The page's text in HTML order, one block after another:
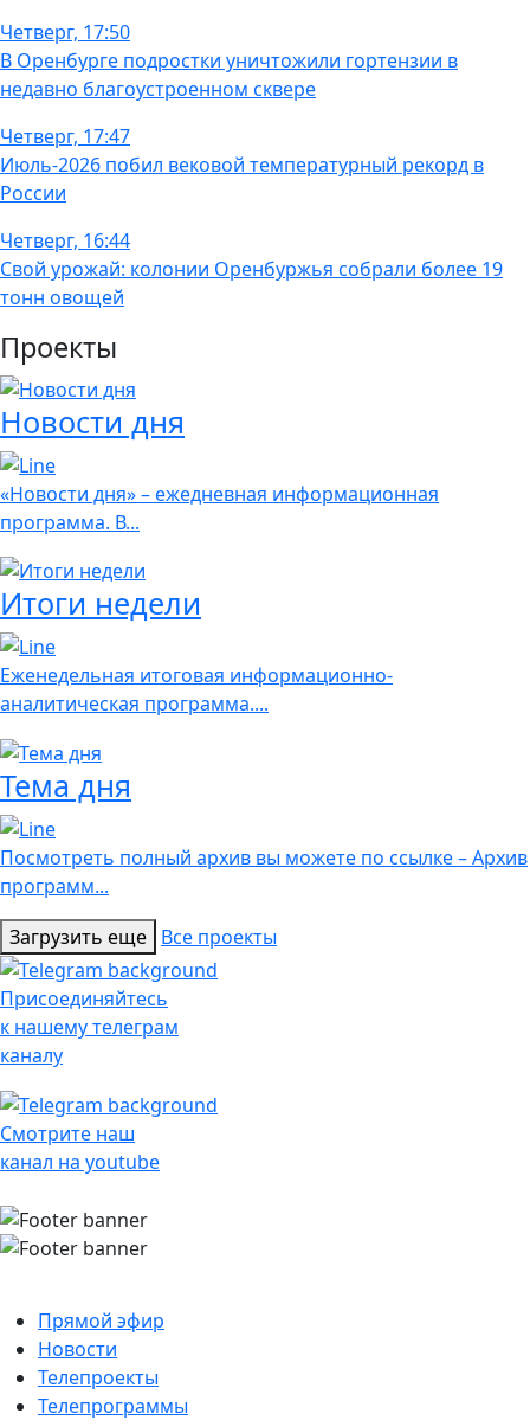
Четверг, 17:50
В Оренбурге подростки уничтожили гортензии в
недавно благоустроенном сквере
Четверг, 17:47
Июль-2026 побил вековой температурный рекорд в
России
Четверг, 16:44
Свой урожай: колонии Оренбуржья собрали более 19
тонн овощей
Проекты
Новости дня
«Новости дня» – ежедневная информационная
программа. В...
Итоги недели
Еженедельная итоговая информационно-
аналитическая программа....
Тема дня
Посмотреть полный архив вы можете по ссылке – Архив
программ...
Загрузить еще Все проекты
Присоединяйтесь
к нашему телеграм
каналу
Смотрите наш
канал на youtube
Прямой эфир
Новости
Телепроекты
Телепрограммы